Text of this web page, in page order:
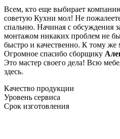
Всем, кто еще выбирает
советую Кухни мол! Не
спальню. Начиная с обсуждения
монтажом никаких проблем не
быстро и качественно. К тому же
Огромное спасибо сборщику
Это мастер своего дела! Всю
здесь.
Качество продукции
Уровень сервиса
Срок изготовления